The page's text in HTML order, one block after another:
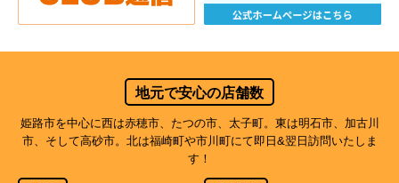
地元で安心の店舗数
姫路市を中心に西は赤穂市、たつの市、太子町。東は明石市、加古川
市、そして高砂市。北は福崎町や市川町にて即日&翌日訪問いたしま
す！